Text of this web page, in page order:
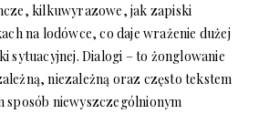
kilkuwyrazowe, jak zapiski
na lodówce, co daje wrażenie dużej
sytuacyjnej. Dialogi – to żonglowanie
niezależną oraz często tekstem
sposób niewyszczególnionym